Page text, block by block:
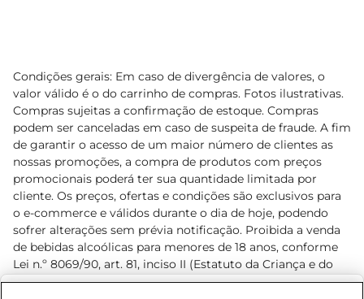
Condições gerais: Em caso de divergência de valores, o
valor válido é o do carrinho de compras. Fotos ilustrativas.
Compras sujeitas a confirmação de estoque. Compras
podem ser canceladas em caso de suspeita de fraude. A fim
de garantir o acesso de um maior número de clientes as
nossas promoções, a compra de produtos com preços
promocionais poderá ter sua quantidade limitada por
cliente. Os preços, ofertas e condições são exclusivos para
o e-commerce e válidos durante o dia de hoje, podendo
sofrer alterações sem prévia notificação. Proibida a venda
de bebidas alcoólicas para menores de 18 anos, conforme
Lei n.º 8069/90, art. 81, inciso II (Estatuto da Criança e do
Adolescente). Preços e condições exclusivos para o